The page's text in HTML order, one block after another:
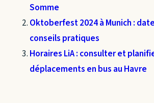
Somme
Oktoberfest 2024 à Munich :
conseils pratiques
Horaires LiA : consulter et
déplacements en bus au Havre